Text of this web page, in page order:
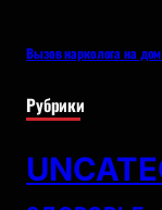
Вызов нарколога на
Рубрики